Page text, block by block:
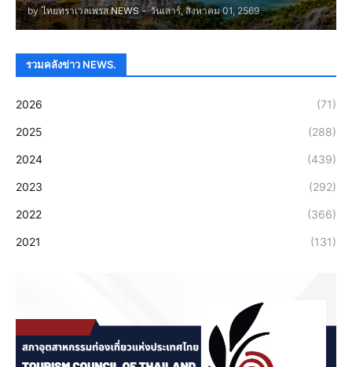
by ไทยทราเวลเพรส NEWS - วันเสาร์, สิงหาคม 01, 2569
รวมคลังข่าว NEWS.
2026 (71)
2025 (288)
2024 (439)
2023 (292)
2022 (366)
2021 (131)